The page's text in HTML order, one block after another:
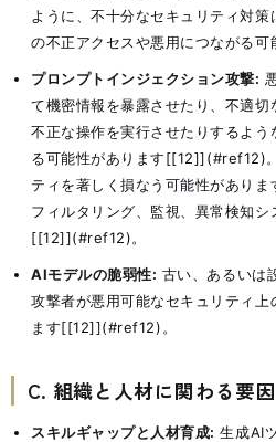
ように、不十分なセキュリティ対
の不正アクセスや悪用につながる可
プロンプトインジェクション攻撃:
て機密情報を暴露させたり、不適切
不正な操作を実行させたりするよ
る可能性があります[[12]](#ref12)
ティを著しく損なう可能性があり
フィルタリング、監視、異常検知
[[12]](#ref12)。
AIモデルの脆弱性: 古い、あるいは
攻撃者が悪用可能なセキュリティ上
ます[[12]](#ref12)。
C. 組織と人材に関わる要因
スキルギャップと人材育成: 生成AI